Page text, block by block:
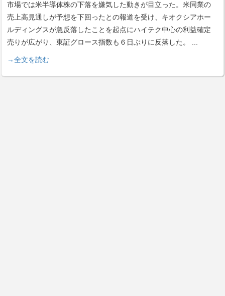
市場では米半導体株の下落を嫌気した動きが目立った。米同業の
売上高見通しが予想を下回ったとの報道を受け、キオクシアホー
ルディングスが急反落したことを起点にハイテク中心の利益確定
売りが広がり、東証グロース指数も６日ぶりに反落した。
→全文を読む